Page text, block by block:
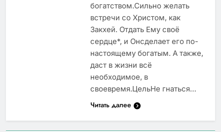
богатством.Сильно желать
встречи со Христом, как
Закхей. Отдать Ему своё
сердце*, и Онсделает его по-
настоящему богатым. А также,
даст в жизни всё
необходимое, в
своевремя.ЦельНе гнаться…
Читать далее